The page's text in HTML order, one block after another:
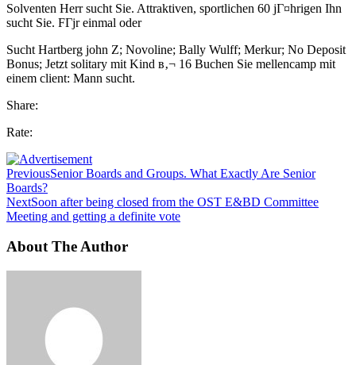
Solventen Herr sucht Sie. Attraktiven, sportlichen 60 jГ¤hrigen Ihn
sucht Sie. FГјr einmal oder
Sucht Hartberg john Z; Novoline; Bally Wulff; Merkur; No Deposit
Bonus; Jetzt solitary mit Kind в‚¬ 16 Buchen Sie mellencamp mit
einem client: Mann sucht.
Share:
Rate:
PreviousSenior Boards and Groups. What Exactly Are Senior
Boards?
NextSoon after being closed from the OST E&BD Committee
Meeting and getting a definite vote
About The Author